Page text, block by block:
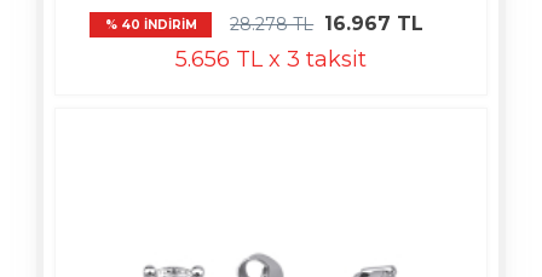
% 40 İNDİRİM 28.278 TL 16.967 TL
5.656 TL x 3 taksit